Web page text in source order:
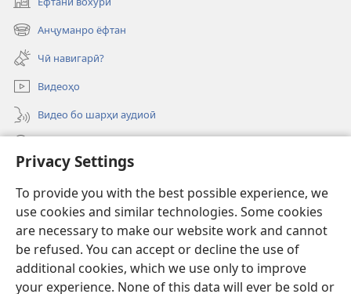
Privacy Settings
To provide you with the best possible experience, we
use cookies and similar technologies. Some cookies
are necessary to make our website work and cannot
be refused. You can accept or decline the use of
additional cookies, which we use only to improve
your experience. None of this data will ever be sold or
(дар
саҳифаи
нав
кушода
мешавад)
Анҷуманро ёфтан
(дар
саҳифаи
нав
кушода
мешавад)
Чӣ навигарӣ?
Видеоҳо
Видео бо шарҳи аудиоӣ
(дар
саҳифаи
нав
кушода
мешавад)
ОНЛАЙН-КИТОБХОНАИ Бурҷи дидбонӣ
(дар
саҳифаи
нав
кушода
JW Hub ®
(дар
саҳифаи